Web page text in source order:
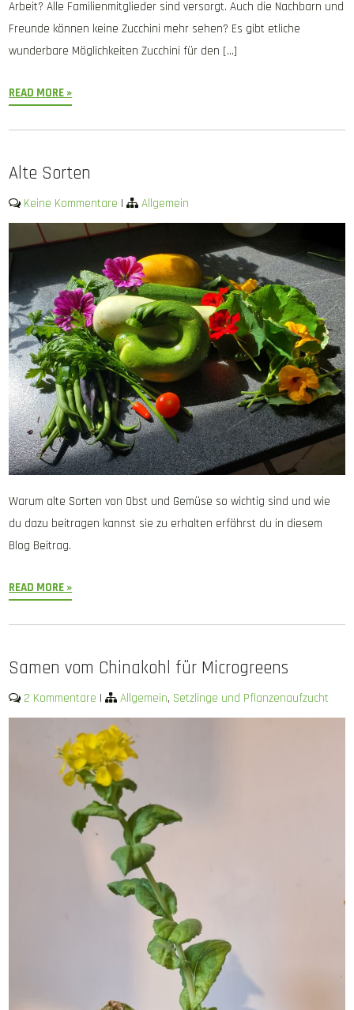
Arbeit? Alle Familienmitglieder sind versorgt. Auch die Nachbarn und
Freunde können keine Zucchini mehr sehen? Es gibt etliche
wunderbare Möglichkeiten Zucchini für den […]
READ MORE »
Alte Sorten
Keine Kommentare | Allgemein
Warum alte Sorten von Obst und Gemüse so wichtig sind und wie
du dazu beitragen kannst sie zu erhalten erfährst du in diesem
Blog Beitrag.
READ MORE »
Samen vom Chinakohl für Microgreens
2 Kommentare | Allgemein, Setzlinge und Pflanzenaufzucht